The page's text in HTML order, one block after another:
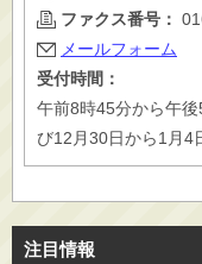
ファクス番号：
メールフォーム
受付時間：
午前8時45分から午
び12月30日から1月4
注目情報